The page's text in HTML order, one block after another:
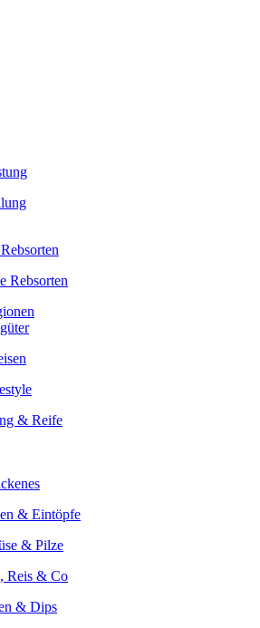
Rebsorten
& Reife
& Eintöpfe
& Pilze
Reis & Co
& Dips